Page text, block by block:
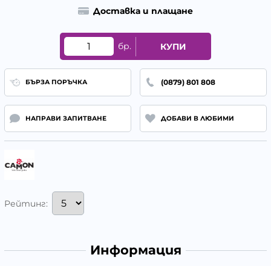
Доставка и плащане
бр. КУПИ
БЪРЗА ПОРЪЧКА (0879) 801 808
НАПРАВИ ЗАПИТВАНЕ ДОБАВИ В ЛЮБИМИ
Рейтинг:
Информация